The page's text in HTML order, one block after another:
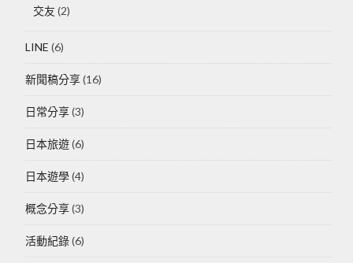
交友 (2)
LINE (6)
新聞稿分享(16)
日常分享(3)
日本旅遊(6)
日本遊學(4)
概念分享(3)
活動紀錄(6)